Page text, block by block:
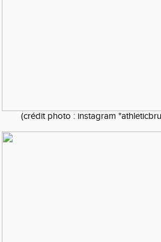
(crédit photo : instagram